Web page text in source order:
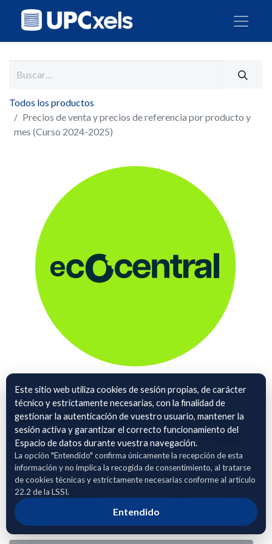
Todos los productos
Precios de venta y precios de referencia por producto y
mes (Curso 2024-2025)
Precios de venta y precios de
referencia por producto y mes
(Curso 2024-2025)
Registro mensual de precios medios de venta reales por
producto, comparados con precios de referencia. Incluye
precios mínimo, medio y máximo, desviaciones y volumen
vendido.
Este sitio web utiliza cookies de sesión propias, de carácter
técnico y estrictamente necesarias, con la finalidad de
gestionar la autenticación de vuestro usuario, mantener la
sesión activa y garantizar el correcto funcionamiento del
Espacio de datos durante vuestra navegación.
La opción "Entendido" confirma únicamente la recepción de esta
información y no implica la recogida de consentimiento, al tratarse
de cookies técnicas y estrictamente necesarias conforme al artículo
22.2 de la LSSI.
Entendido